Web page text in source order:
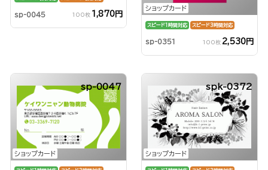
sp-0045 100枚 1,870円
ショップカード
スピード1時間対応 スピード3時間対応
sp-0351 100枚 2,530円
ショップカード
sp-0047
ショップカード
spk-0372